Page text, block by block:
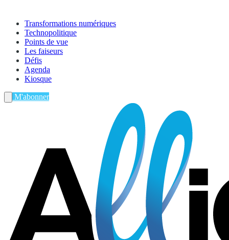
Transformations numériques
Technopolitique
Points de vue
Les faiseurs
Défis
Agenda
Kiosque
M'abonner